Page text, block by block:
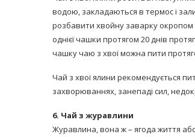
водою, закладаються в термос і
розбавити хвойну заварку окропом
однієї чашки протягом 20 днів
чашку чаю з хвої можна пити
Чай з хвої ялини рекомендується
захворюваннях, занепаді сил,
6. Чай з журавлини
Журавлина, вона ж – ягода життя або